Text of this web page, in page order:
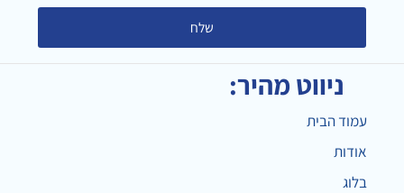
שלח
ניווט מהיר:
עמוד הבית
אודות
בלוג